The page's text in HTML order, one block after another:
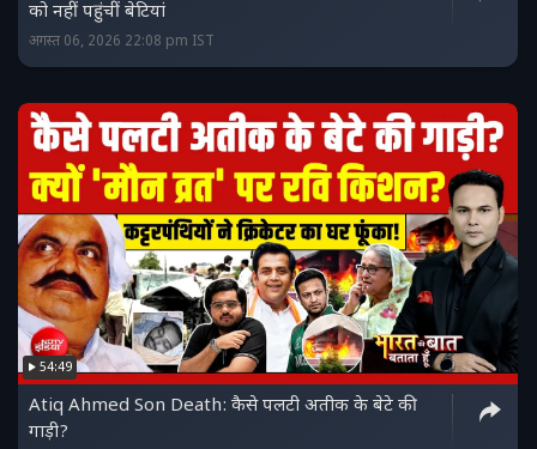
को नहीं पहुंचीं बेटियां
अगस्त 06, 2026 22:08 pm IST
54:49
Atiq Ahmed Son Death: कैसे पलटी अतीक के बेटे की
गाड़ी?